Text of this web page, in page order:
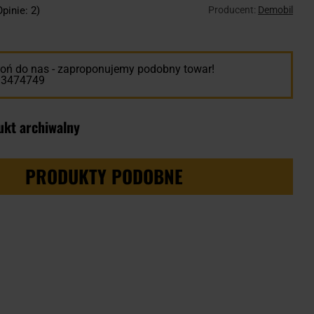
2) Producent: Demobil
do nas - zaproponujemy podobny towar!
archiwalny
PRODUKTY PODOBNE